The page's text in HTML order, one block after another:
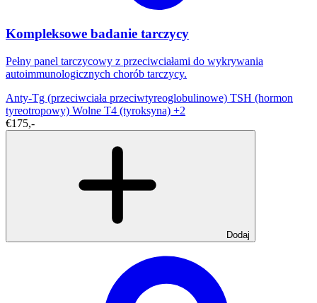
Kompleksowe badanie tarczycy
Pełny panel tarczycowy z przeciwciałami do wykrywania
autoimmunologicznych chorób tarczycy.
Anty-Tg (przeciwciała przeciwtyreoglobulinowe) TSH (hormon
tyreotropowy) Wolne T4 (tyroksyna) +2
€175,-
Dodaj